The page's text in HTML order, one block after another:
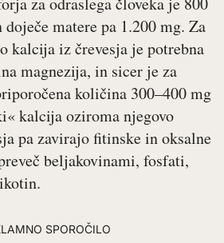
matere pa 1.200 mg. Za
kalcija iz črevesja je potrebna
magnezija, in sicer je za
količina 300–400 mg
kalcija oziroma njegovo
pa zavirajo fitinske in oksalne
beljakovinami, fosfati,
SPOROČILO